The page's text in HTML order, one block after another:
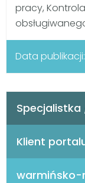
pracy,
Data
Klient
warmińsko-